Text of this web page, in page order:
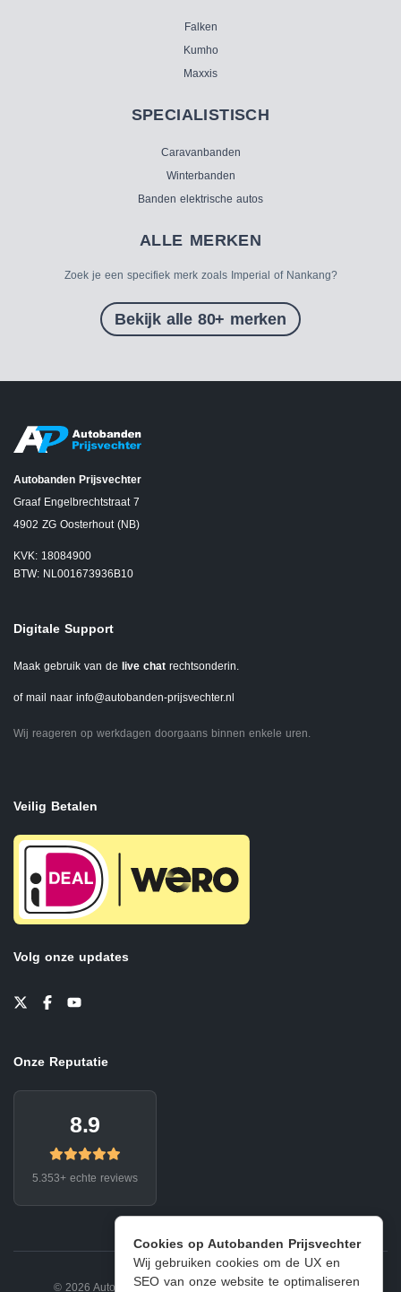
Cookies op Autobanden Prijsvechter
Wij gebruiken cookies om de UX en
SEO van onze website te optimaliseren
Falken
Kumho
Maxxis
SPECIALISTISCH
Caravanbanden
Winterbanden
Banden elektrische autos
ALLE MERKEN
Zoek je een specifiek merk zoals Imperial of Nankang?
Bekijk alle 80+ merken
Autobanden Prijsvechter
Graaf Engelbrechtstraat 7
4902 ZG Oosterhout (NB)
KVK: 18084900
BTW: NL001673936B10
Digitale Support
Maak gebruik van de live chat rechtsonderin.
of mail naar info@autobanden-prijsvechter.nl
Wij reageren op werkdagen doorgaans binnen enkele uren.
Veilig Betalen
Volg onze updates
Onze Reputatie
8.9
5.353+ echte reviews
© 2026 Autobanden Prijsvechter. Privacy | Voorwaarden